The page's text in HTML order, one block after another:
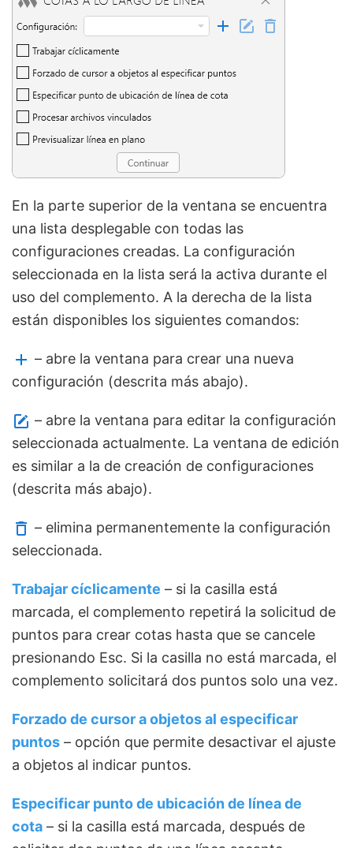
En la parte superior de la ventana se encuentra
una lista desplegable con todas las
configuraciones creadas. La configuración
seleccionada en la lista será la activa durante el
uso del complemento. A la derecha de la lista
están disponibles los siguientes comandos:
– abre la ventana para crear una nueva
configuración (descrita más abajo).
– abre la ventana para editar la configuración
seleccionada actualmente. La ventana de edición
es similar a la de creación de configuraciones
(descrita más abajo).
– elimina permanentemente la configuración
seleccionada.
Trabajar cíclicamente – si la casilla está
marcada, el complemento repetirá la solicitud de
puntos para crear cotas hasta que se cancele
presionando Esc. Si la casilla no está marcada, el
complemento solicitará dos puntos solo una vez.
Forzado de cursor a objetos al especificar
puntos – opción que permite desactivar el ajuste
a objetos al indicar puntos.
Especificar punto de ubicación de línea de
cota – si la casilla está marcada, después de